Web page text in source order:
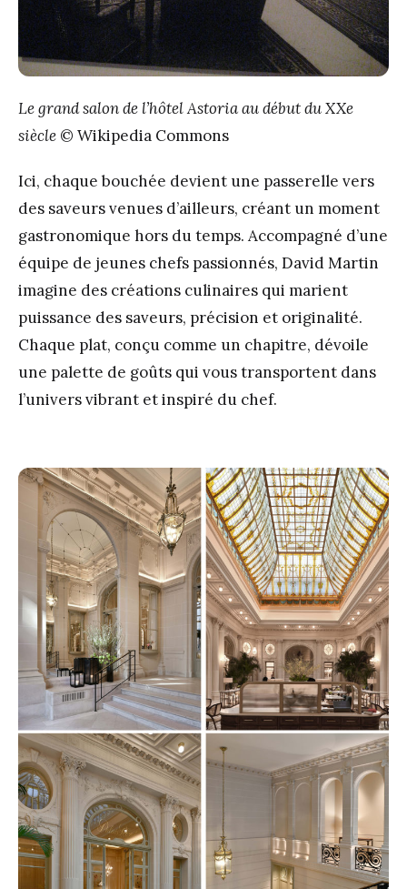
Le grand salon de l’hôtel Astoriaau début du XXe
siècle © Wikipedia Commons
Ici, chaque bouchée devient une passerelle vers
des saveurs venues d’ailleurs, créant un moment
gastronomique hors du temps. Accompagné d’une
équipe de jeunes chefs passionnés, David Martin
imagine des créations culinaires qui marient
puissance des saveurs, précision et originalité.
Chaque plat, conçu comme un chapitre, dévoile
une palette de goûts qui vous transportent dans
l’univers vibrant et inspiré du chef.